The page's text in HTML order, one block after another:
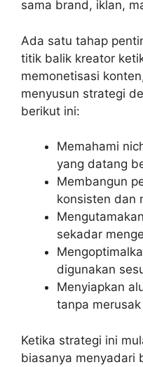
sama brand, iklan,
Ada satu tahap
titik balik kreator
memonetisasi
menyusun strategi
berikut ini:
Memahami
yang datang
Membangun
konsisten dan
sekadar
digunakan
Menyiapkan
tanpa
Ketika strategi ini
biasanya menyadari